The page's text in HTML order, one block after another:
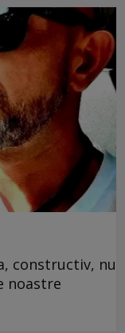
constructiv, nu
noastre